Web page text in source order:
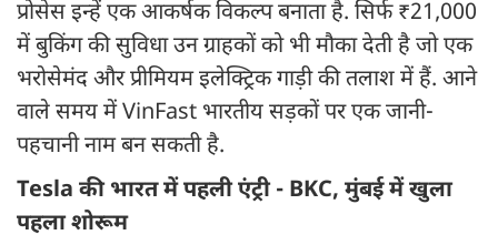
प्रोसेस इन्हें एक आकर्षक विकल्प बनाता है. सिर्फ ₹21,000
में बुकिंग की सुविधा उन ग्राहकों को भी मौका देती है जो एक
भरोसेमंद और प्रीमियम इलेक्ट्रिक गाड़ी की तलाश में हैं. आने
वाले समय में VinFast भारतीय सड़कों पर एक जानी-
पहचानी नाम बन सकती है.
Tesla की भारत में पहली एंट्री - BKC, मुंबई में खुला
पहला शोरूम